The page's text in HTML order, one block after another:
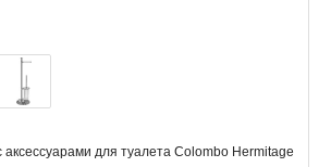
для туалета Colombo Hermitage